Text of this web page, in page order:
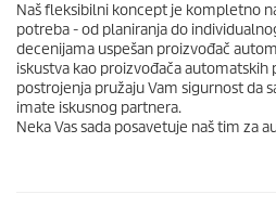
Naš fleksibilni koncept je kompletno
potreba - od planiranja do
decenijama uspešan proizvođač
iskustva kao proizvođača
postrojenja pružaju Vam sigurnost da
imate iskusnog partnera.
Neka Vas sada posavetuje naš tim za